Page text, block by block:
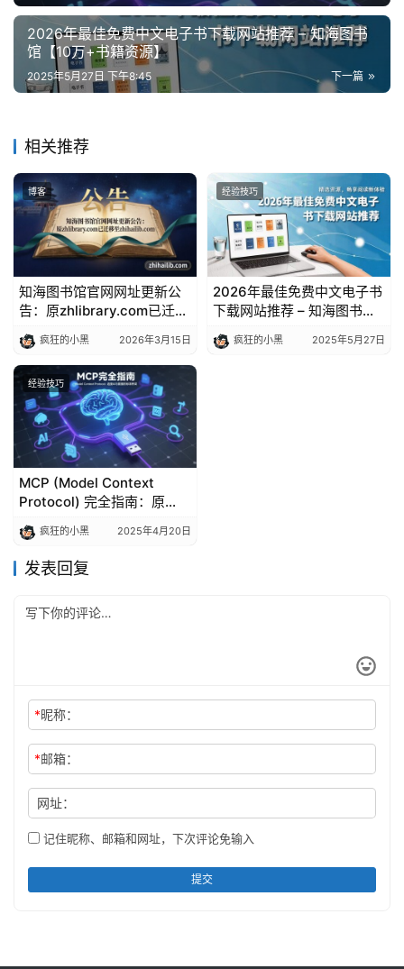
2026年最佳免费中文电子书下载网站推荐 – 知海图书
馆【10万+书籍资源】
下一篇
2025年5月27日 下午8:45
相关推荐
博客
知海图书馆官网网址更新公
告：原zhlibrary.com已迁移
疯狂的小黑 2026年3月15日
经验技巧
2026年最佳免费中文电子书
下载网站推荐 – 知海图书馆
疯狂的小黑 2025年5月27日
经验技巧
MCP (Model Context
Protocol) 完全指南：原
疯狂的小黑 2025年4月20日
发表回复
*昵称：
*邮箱：
网址：
记住昵称、邮箱和网址，下次评论免输入
提交